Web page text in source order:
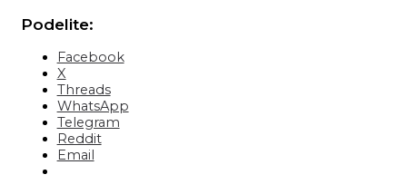
Podelite:
Facebook
X
Threads
WhatsApp
Telegram
Reddit
Email